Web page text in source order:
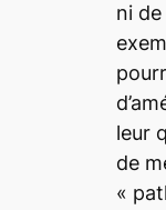
ni
leur
de
«